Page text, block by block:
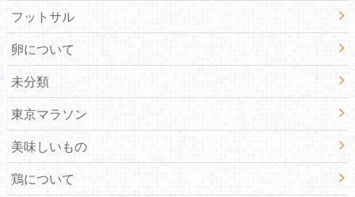
フットサル
卵について
未分類
東京マラソン
美味しいもの
鶏について